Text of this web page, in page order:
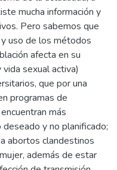
mucha información y
Pero sabemos que
uso de los métodos
afecta en su
sexual activa)
que por una
programas de
más
y no planificado;
abortos clandestinos
además de estar